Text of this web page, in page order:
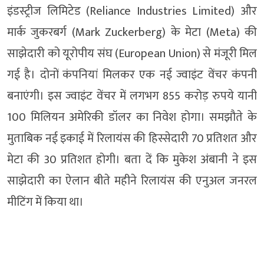
इंडस्ट्रीज लिमिटेड (Reliance Industries Limited) और
मार्क जुकरबर्ग (Mark Zuckerberg) के मेटा (Meta) की
साझेदारी को यूरोपीय संघ (European Union) से मंजूरी मिल
गई है। दोनों कंपनियां मिलकर एक नई ज्वाइंट वेंचर कंपनी
बनाएंगी। इस ज्वाइंट वेंचर में लगभग 855 करोड़ रुपये यानी
100 मिलियन अमेरिकी डॉलर का निवेश होगा। समझौते के
मुताबिक नई इकाई में रिलायंस की हिस्सेदारी 70 प्रतिशत और
मेटा की 30 प्रतिशत होगी। बता दें कि मुकेश अंबानी ने इस
साझेदारी का ऐलान बीते महीने रिलायंस की एनुअल जनरल
मीटिंग में किया था।